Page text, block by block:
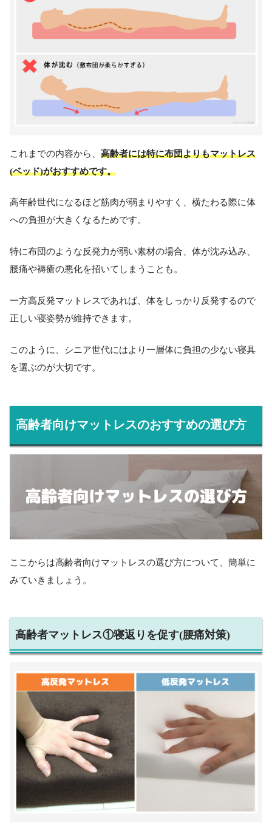
これまでの内容から、 高齢者には特に布団よりもマットレス
(ベッド)がおすすめです。
高年齢世代になるほど筋肉が弱まりやすく、横たわる際に体
への負担が大きくなるためです。
特に布団のような反発力が弱い素材の場合、体が沈み込み、
腰痛や褥瘡の悪化を招いてしまうことも。
一方高反発マットレスであれば、体をしっかり反発するので
正しい寝姿勢が維持できます。
このように、シニア世代にはより一層体に負担の少ない寝具
を選ぶのが大切です。
高齢者向けマットレスのおすすめの選び方
ここからは高齢者向けマットレスの選び方について、簡単に
みていきましょう。
高齢者マットレス①寝返りを促す(腰痛対策)